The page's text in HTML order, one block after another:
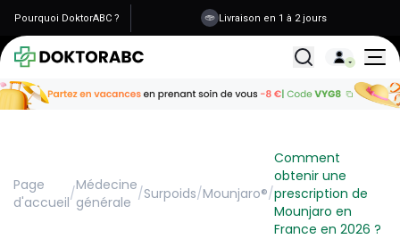
Pourquoi DoktorABC ? Livraison en 1 à 2 jours
Tous les
Page
d'accueil/Médecine
générale /Surpoids/Mounjaro®/
Comment
obtenir une
prescription de
Mounjaro en
France en 2026 ?